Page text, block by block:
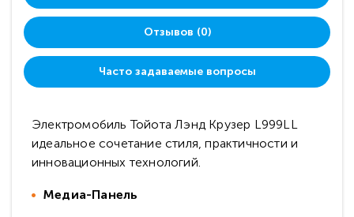
Отзывов (0)
Часто задаваемые вопросы
Электромобиль Тойота Лэнд Крузер L999LL
идеальное сочетание стиля, практичности и
инновационных технологий.
Медиа-Панель